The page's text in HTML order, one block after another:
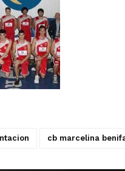
cb marcelina